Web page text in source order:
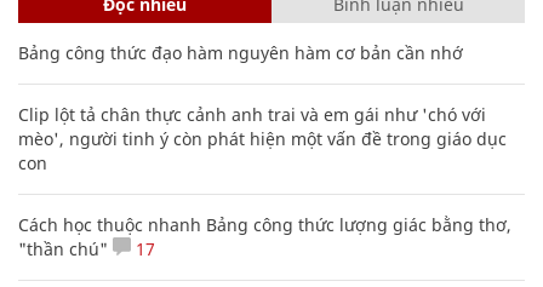
Bảng công thức đạo hàm nguyên hàm cơ bản cần nhớ
Clip lột tả chân thực cảnh anh trai và em gái như 'chó với
mèo', người tinh ý còn phát hiện một vấn đề trong giáo dục
con
Cách học thuộc nhanh Bảng công thức lượng giác bằng thơ,
"thần chú"
17